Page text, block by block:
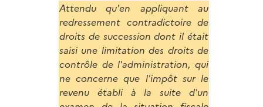
Attendu qu'en appliquant au
redressement contradictoire de
droits de succession dont il était
saisi une limitation des droits de
contrôle de l'administration, qui
ne concerne que l'impôt sur le
revenu établi à la suite d'un